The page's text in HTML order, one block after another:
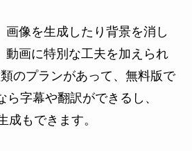
画像を生成したり背景を消し
動画に特別な工夫を加えられ
のプランがあって、無料版で
ら字幕や翻訳ができるし、
成もできます。